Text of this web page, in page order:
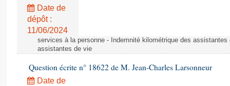
Date de
dépôt :
11/06/2024
services à la personne - Indemnité kilométrique des
assistantes de vie
Question écrite n° 18622 de M. Jean-Charles Larsonneur
Date de